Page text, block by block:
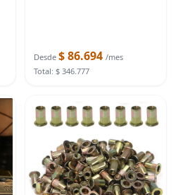
Desde $ 86.694 /mes
Total: $ 346.777